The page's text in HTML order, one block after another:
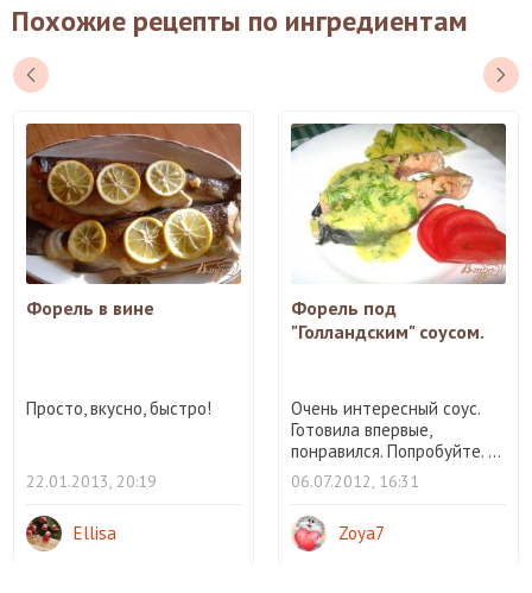
Похожие рецепты по ингредиентам
Форель в вине
Просто, вкусно, быстро!
22.01.2013, 20:19
Ellisa
Форель под
"Голландским" соусом.
Очень интересный соус.
Готовила впервые,
понравился. Попробуйте. ...
06.07.2012, 16:31
Zoya7